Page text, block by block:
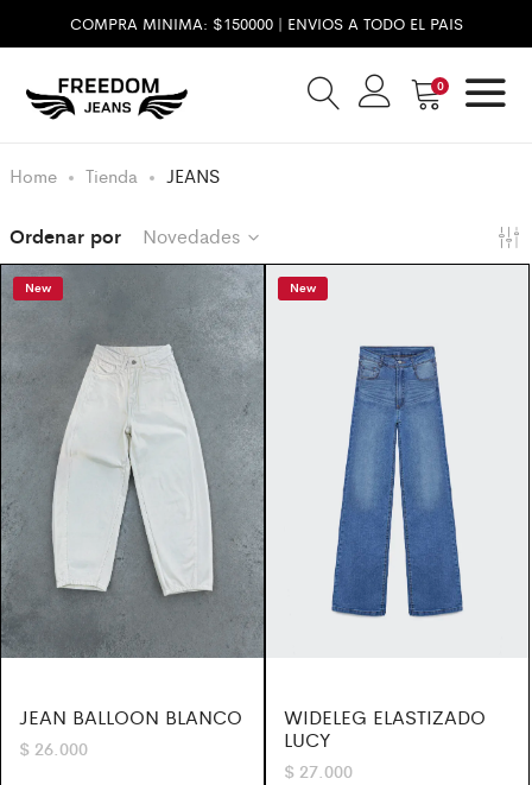
COMPRA MINIMA: $150000 | ENVIOS A TODO EL PAIS
0
Home Tienda JEANS
Ordenar por Novedades
New
JEAN BALLOON BLANCO
$ 26.000
New
WIDELEG ELASTIZADO
LUCY
$ 27.000